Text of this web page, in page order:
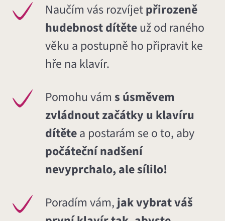
Naučím vás rozvíjetpřirozeně
hudebnost dítěteuž od raného
věku a postupně ho připravit ke
hře na klavír.
Pomohu vám s úsměvem
zvládnout začátky u klavíru
dítětea postarám se o to, aby
počáteční nadšení
nevyprchalo, ale sílilo!
Poradím vám, jak vybrat váš